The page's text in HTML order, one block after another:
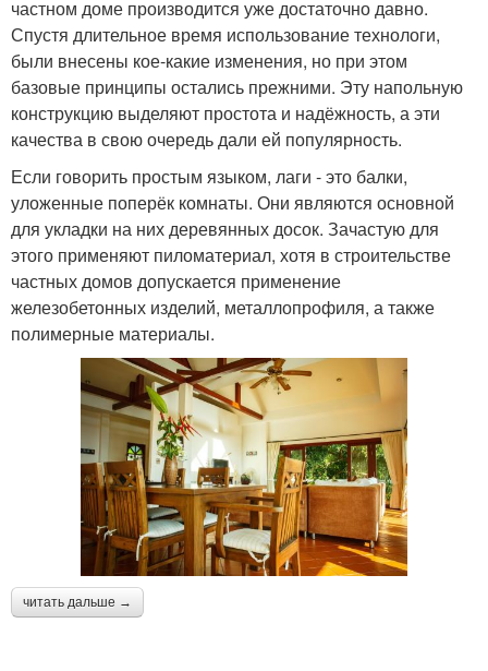
частном доме производится уже достаточно давно.
Спустя длительное время использование технологи,
были внесены кое-какие изменения, но при этом
базовые принципы остались прежними. Эту напольную
конструкцию выделяют простота и надёжность, а эти
качества в свою очередь дали ей популярность.
Если говорить простым языком, лаги - это балки,
уложенные поперёк комнаты. Они являются основной
для укладки на них деревянных досок. Зачастую для
этого применяют пиломатериал, хотя в строительстве
частных домов допускается применение
железобетонных изделий, металлопрофиля, а также
полимерные материалы.
читать дальше →